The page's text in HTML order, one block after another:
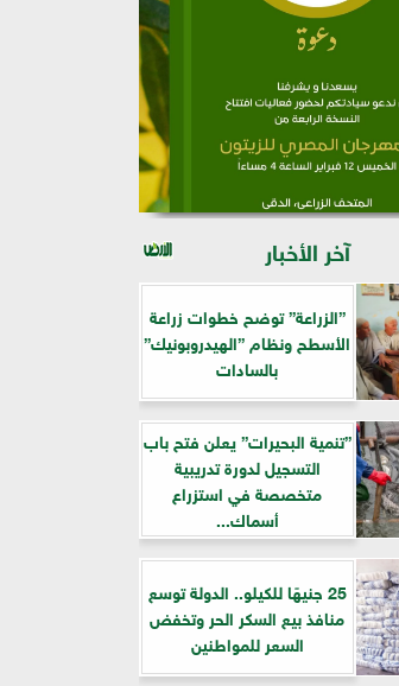
آخر الأخبار
”الزراعة” توضح خطوات زراعة
الأسطح ونظام ”الهيدروبونيك”
بالسادات
”تنمية البحيرات” يعلن فتح باب
التسجيل لدورة تدريبية
متخصصة في استزراع
أسماك...
25 جنيهًا للكيلو.. الدولة توسع
منافذ بيع السكر الحر وتخفض
السعر للمواطنين